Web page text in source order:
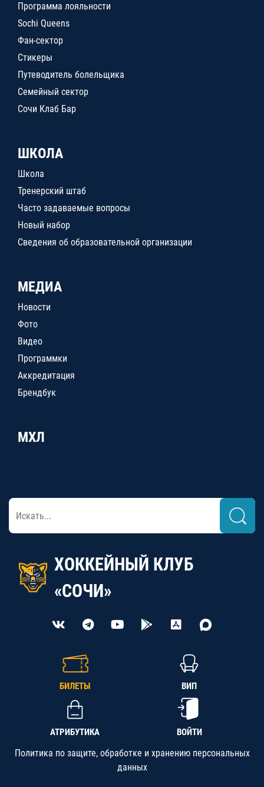
Программа лояльности
Sochi Queens
Фан-сектор
Стикеры
Путеводитель болельщика
Семейный сектор
Сочи Клаб Бар
ШКОЛА
Школа
Тренерский штаб
Часто задаваемые вопросы
Новый набор
Сведения об образовательной организации
МЕДИА
Новости
Фото
Видео
Программки
Аккредитация
Брендбук
МХЛ
ХОККЕЙНЫЙ КЛУБ
«СОЧИ»
БИЛЕТЫ ВИП
АТРИБУТИКА ВОЙТИ
Политика по защите, обработке и хранению персональных
данных